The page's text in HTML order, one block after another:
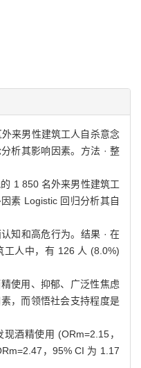
来男性建筑工人自杀意念
析其影响因素。方法 · 整
1 850 名外来男性建筑工
素 Logistic 回归分析其自
知和高危行为。结果 · 在
人中，有 126 人 (8.0%)
使用、抑郁、广泛性焦虑
，而领悟社会支持程度是
酒精使用 (ORm=2.15，
，95% CI 为 1.17